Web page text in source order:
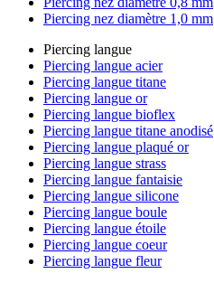
Piercing nez diamètre 1,0 mm
Piercing langue
Piercing langue acier
Piercing langue titane
Piercing langue or
Piercing langue bioflex
Piercing langue titane anodisé
Piercing langue plaqué or
Piercing langue strass
Piercing langue fantaisie
Piercing langue silicone
Piercing langue boule
Piercing langue étoile
Piercing langue coeur
Piercing langue fleur